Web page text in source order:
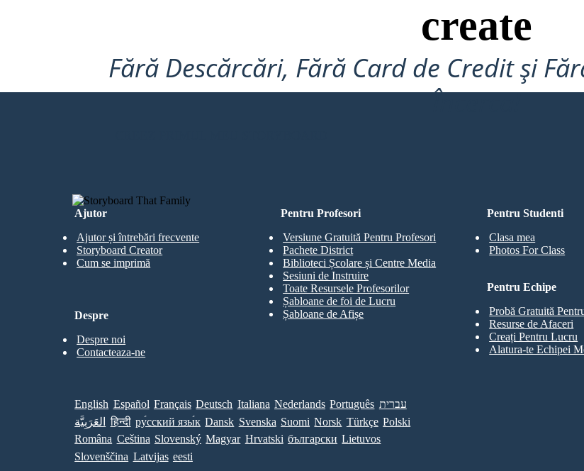
create
Fără Descărcări, Fără Card de Credit și
Încerca!
Ajutor
Ajutor și întrebări frecvente
Storyboard Creator
Cum se imprimă
Pentru Studenti
Clasa mea
Photos For Class
Pentru Profesori
Versiune Gratuită Pentru Profesori
Pachete District
Biblioteci Școlare și Centre Media
Sesiuni de Instruire
Toate Resursele Profesorilor
Șabloane de foi de Lucru
Șabloane de Afișe
Pentru Echipe
Probă Gratuită
Resurse de Afaceri
Creați Pentru Lucru
Alatura-te Echipei
Despre
Despre noi
Contacteaza-ne
English Español Français Deutsch Italiana Nederlands Português עברית
العَرَبِيَّة
हिन्दी ру́сский язы́к Dansk Svenska Suomi Norsk Türkçe Polski
Româna Ceština Slovenský Magyar Hrvatski български Lietuvos
Slovenščina Latvijas eesti